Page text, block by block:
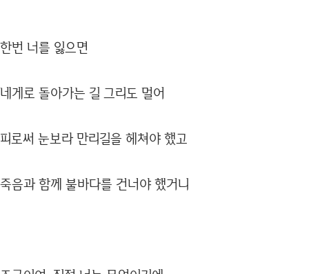
한번 너를 잃으면
네게로 돌아가는 길 그리도 멀어
피로써 눈보라 만리길을 헤쳐야 했고
죽음과 함께 불바다를 건너야 했거니